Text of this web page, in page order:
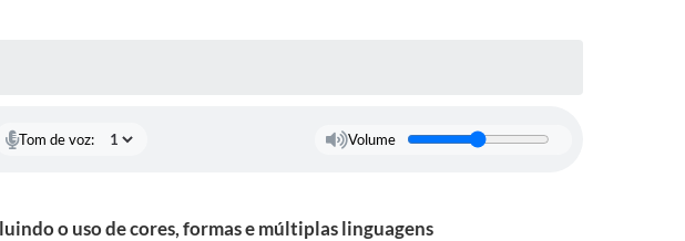
Tom de voz: Volume
o uso de cores, formas e múltiplas linguagens